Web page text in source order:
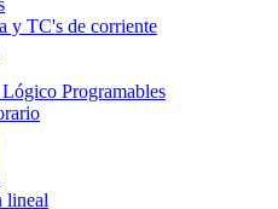
y TC's de corriente
Programables
lineal